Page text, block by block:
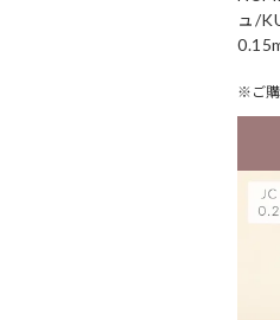
ュ/
※ご